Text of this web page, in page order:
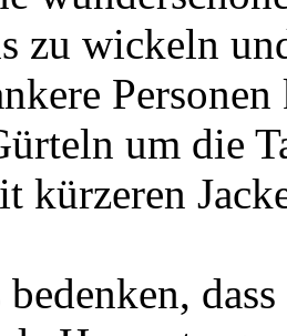
zu wickeln
um die
kürzeren